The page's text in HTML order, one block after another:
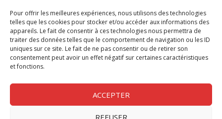
Pour offrir les meilleures expériences, nous utilisons des technologies
telles que les cookies pour stocker et/ou accéder aux informations des
appareils. Le fait de consentir à ces technologies nous permettra de
traiter des données telles que le comportement de navigation ou les ID
uniques sur ce site. Le fait de ne pas consentir ou de retirer son
consentement peut avoir un effet négatif sur certaines caractéristiques
et fonctions.
ACCEPTER
REFUSER
Chèque Compta
Chèque Emploi Spectacle
G-Pods
Profession Audio-visuel